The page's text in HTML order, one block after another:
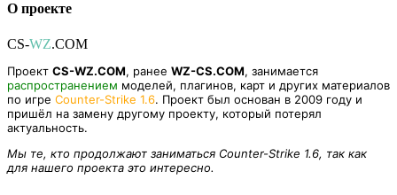
О проекте
CS-WZ.COM
Проект CS-WZ.COM, ранее WZ-CS.COM, занимается
распространением моделей, плагинов, карт и других материалов
по игре Counter-Strike 1.6. Проект был основан в 2009 году и
пришёл на замену другому проекту, который потерял
актуальность.
Мы те, кто продолжают заниматься Counter-Strike 1.6, так как
для нашего проекта это интересно.